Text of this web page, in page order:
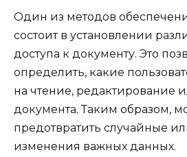
Один из методов
состоит в установлении
доступа к документу. Это
определить, какие
на чтение, редактирование
документа. Таким образом,
предотвратить случайные
изменения важных данных.